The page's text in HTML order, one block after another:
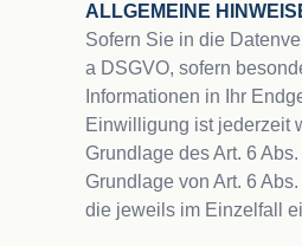
ALLGEMEINE
Sofern Sie in die
a DSGVO, sofern
Informationen in Ihr
Einwilligung ist jederzeit
Grundlage des Art. 6
Grundlage von Art. 6
die jeweils im Einzelfall